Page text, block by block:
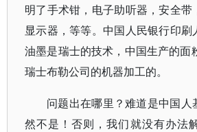
明了手术钳，电子助听器，安全带
显示器，等等。中国人民银行印刷
油墨是瑞士的技术，中国生产的面
瑞士布勒公司的机器加工的。
问题出在哪里？难道是中国人
然不是！否则，我们就没有办法